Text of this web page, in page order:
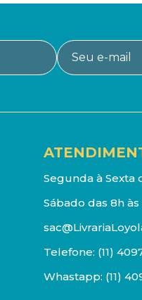
Segunda à Sexta
Sábado das 8h às
Telefone: (11)
Whastapp: (11)